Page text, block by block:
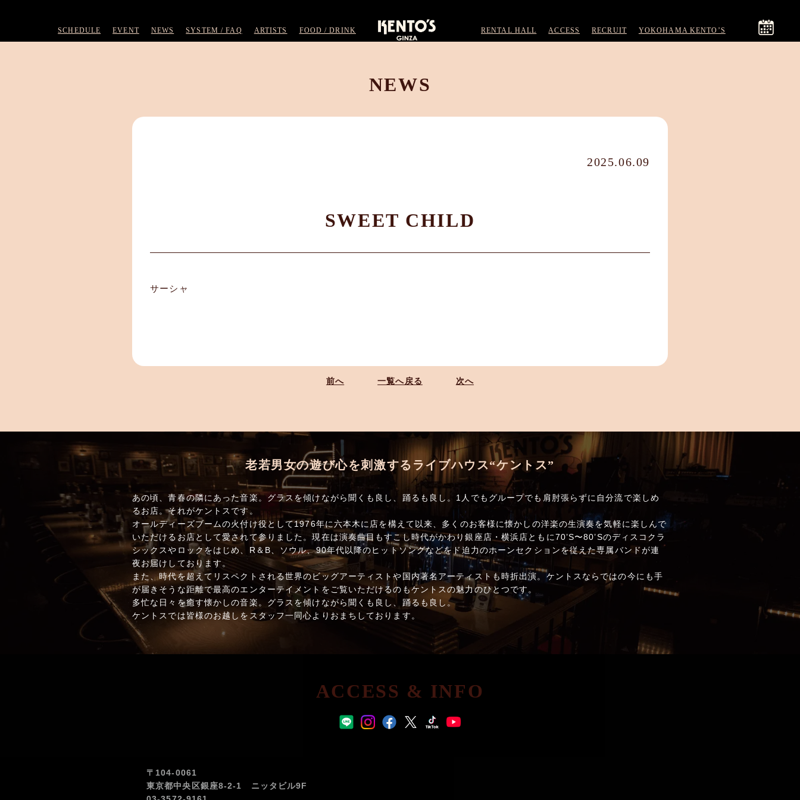
SCHEDULE EVENT NEWS SYSTEM / FAQ ARTISTS FOOD / DRINK RENTAL HALL ACCESS RECRUIT YOKOHAMA KENTO’S
NEWS
2025.06.09
SWEET CHILD
サーシャ
前へ 一覧へ戻る 次へ
老若男女の遊び心を刺激するライブハウス“ケントス”
あの頃、青春の隣にあった音楽。グラスを傾けながら聞くも良し、踊るも良し。1人でもグループでも肩肘張らずに自分流で楽しめ
るお店。それがケントスです。
オールディーズブームの火付け役として1976年に六本木に店を構えて以来、多くのお客様に懐かしの洋楽の生演奏を気軽に楽しんで
いただけるお店として愛されて参りました。現在は演奏曲目もすこし時代がかわり銀座店・横浜店ともに70’S〜80’Sのディスコクラ
シックスやロックをはじめ、R＆B、ソウル、90年代以降のヒットソングなどをド迫力のホーンセクションを従えた専属バンドが連
夜お届けしております。
また、時代を超えてリスペクトされる世界のビッグアーティストや国内著名アーティストも時折出演。ケントスならではの今にも手
が届きそうな距離で最高のエンターテイメントをご覧いただけるのもケントスの魅力のひとつです。
多忙な日々を癒す懐かしの音楽。グラスを傾けながら聞くも良し、踊るも良し。
ケントスでは皆様のお越しをスタッフ一同心よりおまちしております。
ACCESS & INFO
〒104-0061
東京都中央区銀座8-2-1 ニッタビル9F